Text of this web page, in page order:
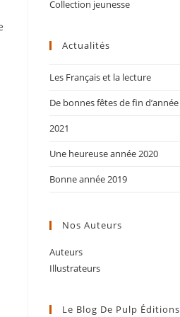
Collection jeunesse
Actualités
Les Français et la lecture
De bonnes fêtes de fin d’année
2021
Une heureuse année 2020
Bonne année 2019
Nos Auteurs
Auteurs
Illustrateurs
Le Blog De Pulp Éditions